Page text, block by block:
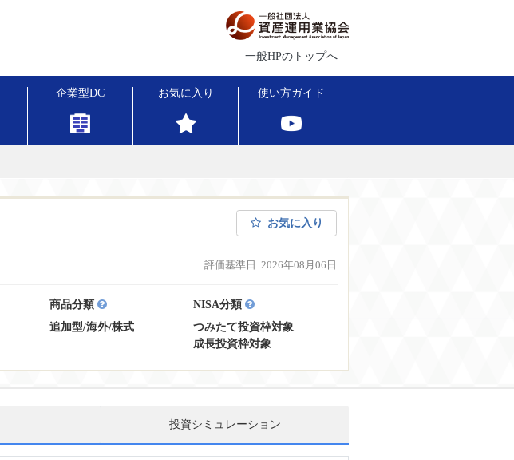
一般HPのトップへ
企業型DC お気に入り 使い方ガイド
お気に入り
評価基準日 2026年08月06日
商品分類
追加型/海外/株式
NISA分類
つみたて投資枠対象
成長投資枠対象
投資シミュレーション